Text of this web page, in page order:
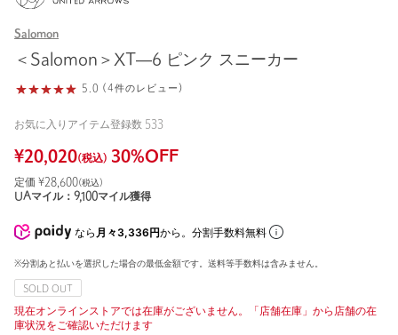
Salomon
＜Salomon＞XT―6 ピンク スニーカー
5.0 (4件のレビュー)
お気に入りアイテム登録数 533
¥20,020(税込) 30%OFF
定価 ¥28,600(税込)
UAマイル： 9,100マイル獲得
なら 月々3,336円から。分割手数料無料
※分割あと払いを選択した場合の最低金額です。送料等手数料は含みません。
SOLD OUT
現在オンラインストアでは在庫がございません。「店舗在庫」から店舗の在
庫状況をご確認いただけます